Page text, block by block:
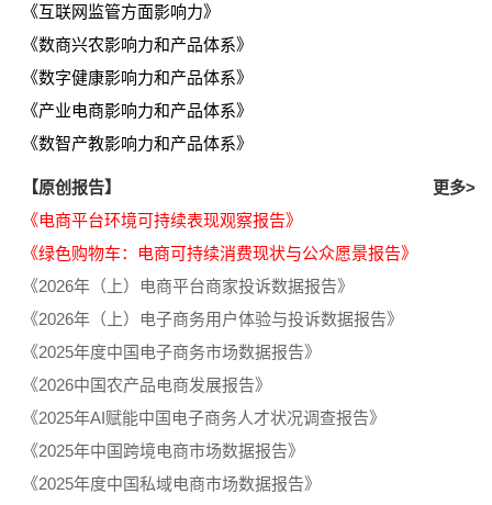
《互联网监管方面影响力》
《数商兴农影响力和产品体系》
《数字健康影响力和产品体系》
《产业电商影响力和产品体系》
《数智产教影响力和产品体系》
【原创报告】
更多>
《电商平台环境可持续表现观察报告》
《绿色购物车：电商可持续消费现状与公众愿景报告》
《2026年（上）电商平台商家投诉数据报告》
《2026年（上）电子商务用户体验与投诉数据报告》
《2025年度中国电子商务市场数据报告》
《2026中国农产品电商发展报告》
《2025年AI赋能中国电子商务人才状况调查报告》
《2025年中国跨境电商市场数据报告》
《2025年度中国私域电商市场数据报告》